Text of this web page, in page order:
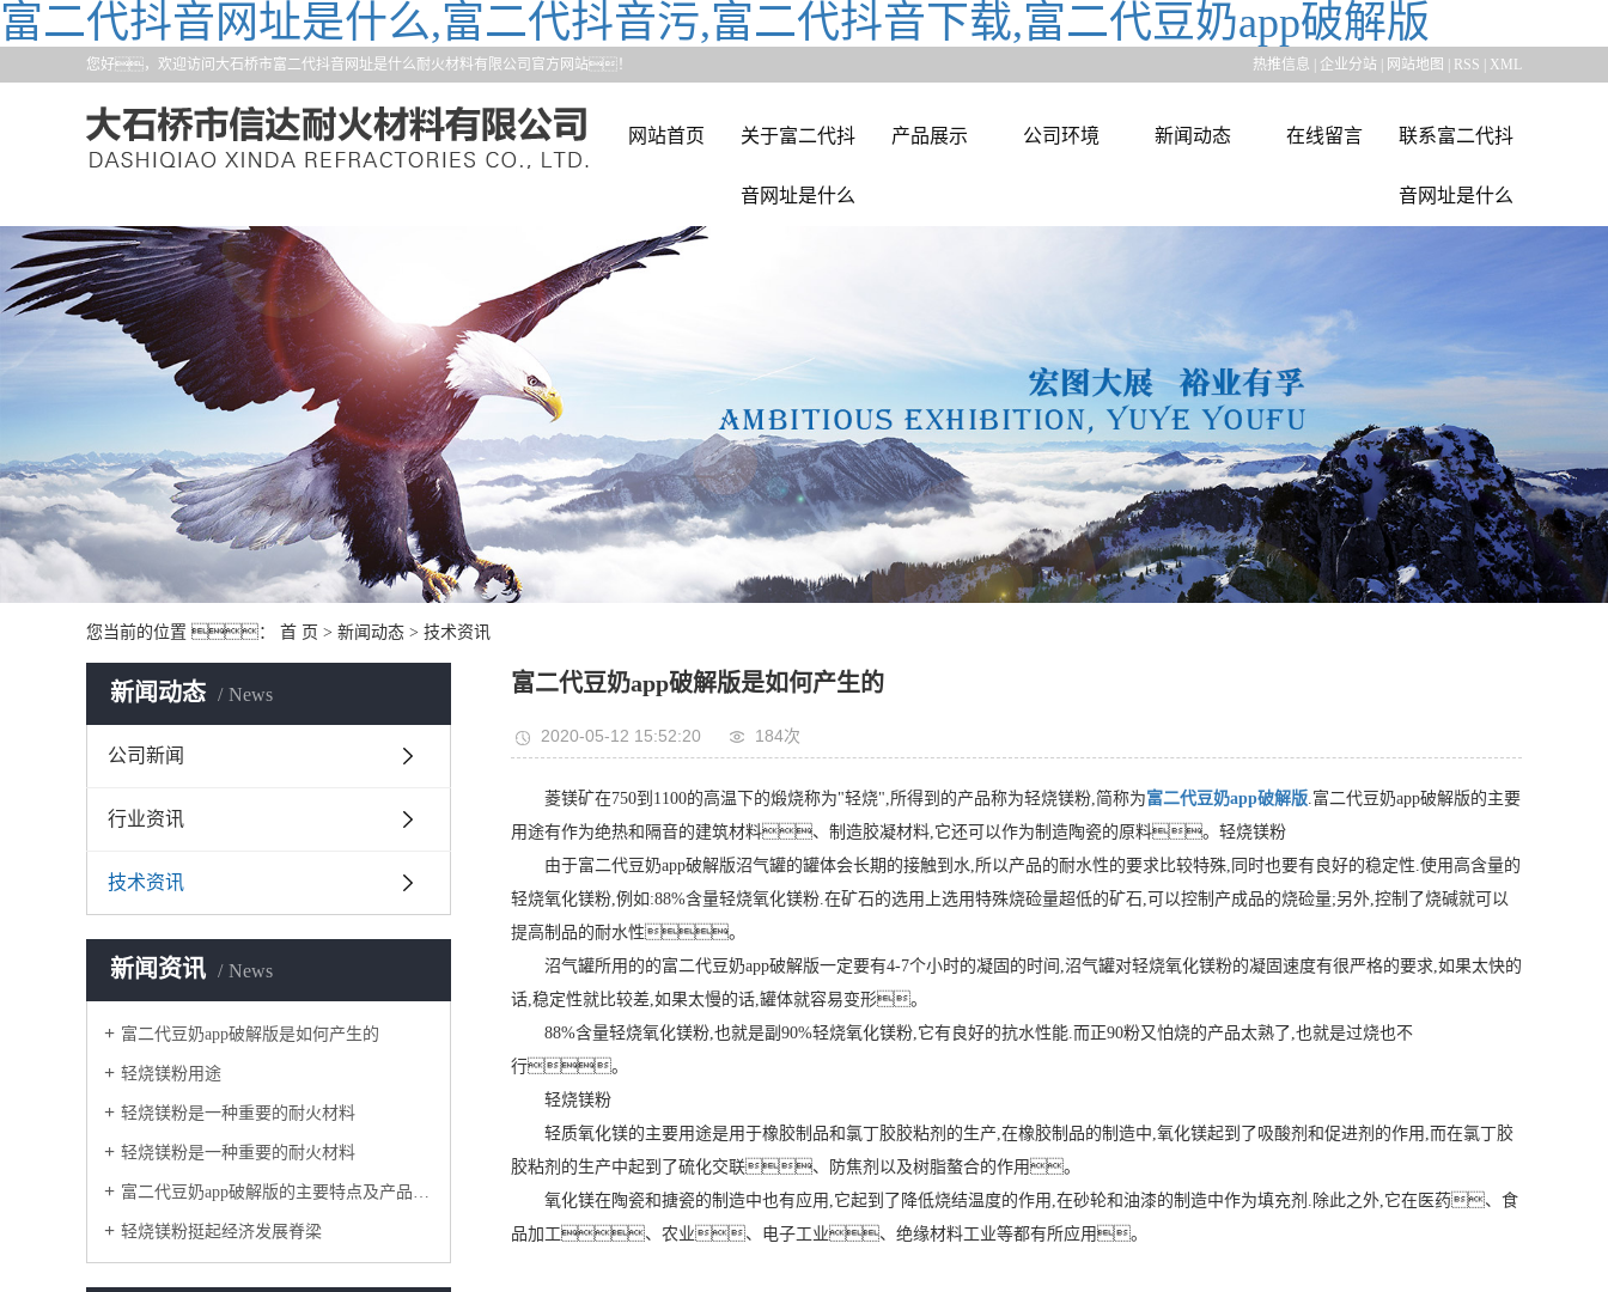
富二代抖音网址是什么,富二代抖音污,富二代抖音下载,富二代豆奶app破解版
您好，欢迎访问大石桥市富二代抖音网址是什么耐火材料有限公司官方网站！ 热推信息 企业分站 网站地图 RSS XML
网站首页 关于富二代抖
音网址是什么
产品展示 公司环境 新闻动态 在线留言 联系富二代抖
音网址是什么
您当前的位置 ： 首 页 > 新闻动态 > 技术资讯
新闻动态 News
公司新闻
行业资讯
技术资讯
新闻资讯 News
富二代豆奶app破解版是如何产生的
轻烧镁粉用途
轻烧镁粉是一种重要的耐火材料
轻烧镁粉是一种重要的耐火材料
富二代豆奶app破解版的主要特点及产品用途
轻烧镁粉挺起经济发展脊梁
富二代豆奶app破解版是如何产生的
2020-05-12 15:52:20 184次
菱镁矿在750到1100的高温下的煅烧称为"轻烧",所得到的产品称为轻烧镁粉,简称为富二代豆奶app破解版.富二代豆奶app破解版的主要
用途有作为绝热和隔音的建筑材料、制造胶凝材料,它还可以作为制造陶瓷的原料。轻烧镁粉
由于富二代豆奶app破解版沼气罐的罐体会长期的接触到水,所以产品的耐水性的要求比较特殊,同时也要有良好的稳定性.使用高含量的
轻烧氧化镁粉,例如:88%含量轻烧氧化镁粉.在矿石的选用上选用特殊烧硷量超低的矿石,可以控制产成品的烧硷量;另外,控制了烧碱就可以
提高制品的耐水性。
沼气罐所用的的富二代豆奶app破解版一定要有4-7个小时的凝固的时间,沼气罐对轻烧氧化镁粉的凝固速度有很严格的要求,如果太快的
话,稳定性就比较差,如果太慢的话,罐体就容易变形。
88%含量轻烧氧化镁粉,也就是副90%轻烧氧化镁粉,它有良好的抗水性能.而正90粉又怕烧的产品太熟了,也就是过烧也不
行。
轻烧镁粉
轻质氧化镁的主要用途是用于橡胶制品和氯丁胶胶粘剂的生产,在橡胶制品的制造中,氧化镁起到了吸酸剂和促进剂的作用,而在氯丁胶
胶粘剂的生产中起到了硫化交联、防焦剂以及树脂螯合的作用。
氧化镁在陶瓷和搪瓷的制造中也有应用,它起到了降低烧结温度的作用,在砂轮和油漆的制造中作为填充剂.除此之外,它在医药、食
品加工、农业、电子工业、绝缘材料工业等都有所应用。